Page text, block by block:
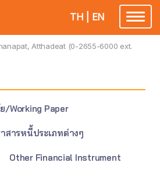
Toggle
TH EN
Atthadeat (0-2655-6000 ext.
/Working Paper
สารหนี้ประเภทต่างๆ
Other Financial Instrument